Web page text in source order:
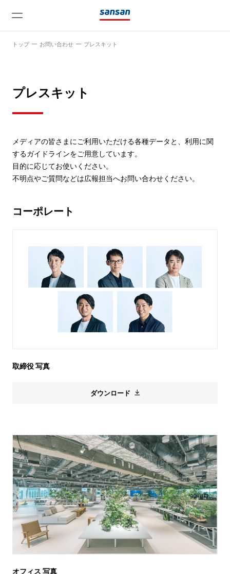
サービス
株主・投資家情報
サステナビリティ
トップ お問い合わせ プレスキット
プレスキット
メディアの皆さまにご利用いただける各種データと、利用に関
するガイドラインをご用意しています。
目的に応じてお使いください。
不明点やご質問などは広報担当へお問い合わせください。
コーポレート
取締役 写真
ダウンロード
オフィス 写真